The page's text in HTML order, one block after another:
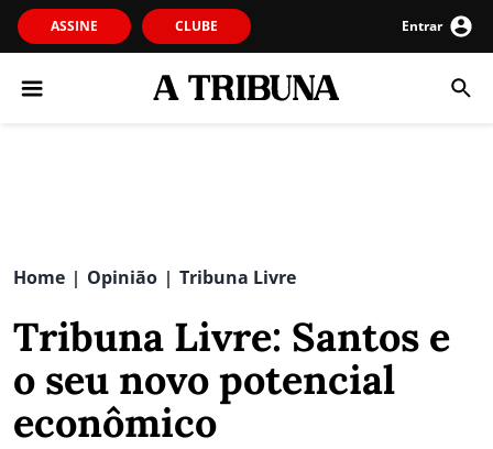
ASSINE CLUBE Entrar
Home | Opinião | Tribuna Livre
Tribuna Livre: Santos e
o seu novo potencial
econômico